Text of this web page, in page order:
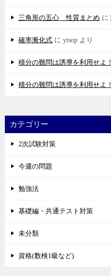
三角形の五心 性質まとめ に
確率漸化式 に ytsop より
積分の難問は誘導を利用せよ！
積分の難問は誘導を利用せよ！
カテゴリー
2次試験対策
今週の問題
勉強法
基礎編・共通テスト対策
未分類
資格(数検1級など)